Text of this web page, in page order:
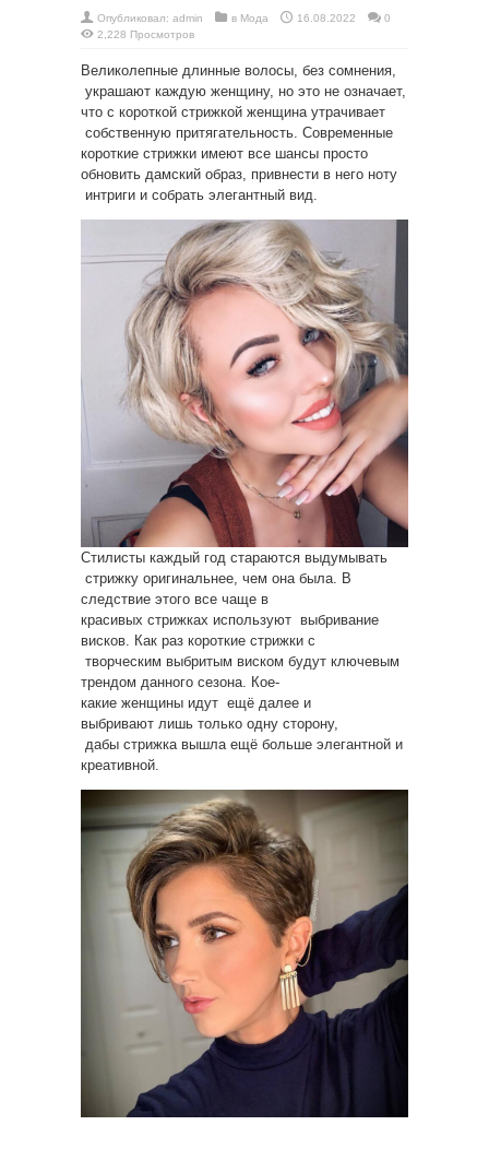
Опубликовал: admin в Мода 16.08.2022
0
2,228 Просмотров
Великолепные длинные волосы, без сомнения,
украшают каждую женщину, но это не означает,
что с короткой стрижкой женщина утрачивает
собственную притягательность. Современные
короткие стрижки имеют все шансы просто
обновить дамский образ, привнести в него ноту
интриги и собрать элегантный вид.
Стилисты каждый год стараются выдумывать
стрижку оригинальнее, чем она была. В
следствие этого все чаще в
красивых стрижках используют выбривание
висков. Как раз короткие стрижки с
творческим выбритым виском будут ключевым
трендом данного сезона. Кое-
какие женщины идут ещё далее и
выбривают лишь только одну сторону,
дабы стрижка вышла ещё больше элегантной и
креативной.